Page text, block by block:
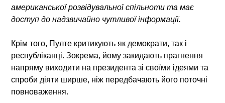
американської розвідувальної спільноти та має
доступ до надзвичайно чутливої інформації.
Крім того, Пулте критикують як демократи, так і
республіканці. Зокрема, йому закидають прагнення
напряму виходити на президента зі своїми ідеями та
спроби діяти ширше, ніж передбачають його поточні
повноваження.